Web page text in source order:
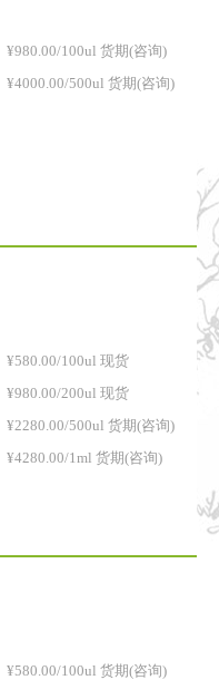
¥980.00/100ul 货期(咨询)
¥4000.00/500ul 货期(咨询)
¥580.00/100ul 现货
¥980.00/200ul 现货
¥2280.00/500ul 货期(咨询)
¥4280.00/1ml 货期(咨询)
¥580.00/100ul 货期(咨询)